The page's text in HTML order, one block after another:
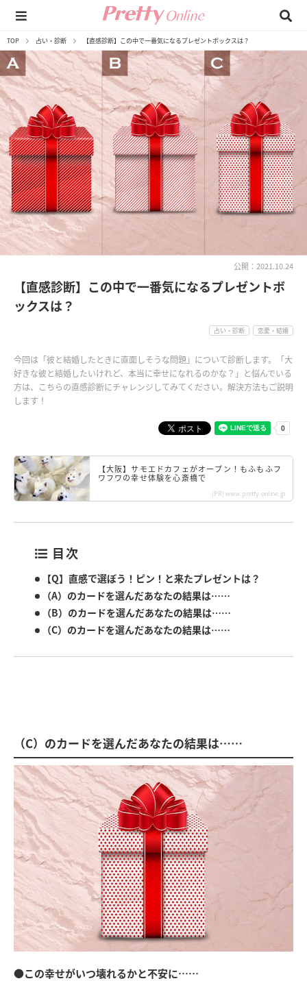
TOP 占い・診断 【直感診断】この中で一番気になるプレゼントボックスは？
公開：2021.10.24
【直感診断】この中で一番気になるプレゼントボ
ックスは？
占い・診断 恋愛・結婚
今回は「彼と結婚したときに直面しそうな問題」について診断します。「大
好きな彼と結婚したいけれど、本当に幸せになれるのかな？」と悩んでいる
方は、こちらの直感診断にチャレンジしてみてください。解決方法もご説明
します！
【大阪】サモエドカフェがオープン！もふもふフ
ワフワの幸せ体験を心斎橋で
[PR] www.pretty-online.jp
目次
【Q】直感で選ぼう！ピン！と来たプレゼントは？
（A）のカードを選んだあなたの結果は……
（B）のカードを選んだあなたの結果は……
（C）のカードを選んだあなたの結果は……
（C）のカードを選んだあなたの結果は……
●この幸せがいつ壊れるかと不安に……